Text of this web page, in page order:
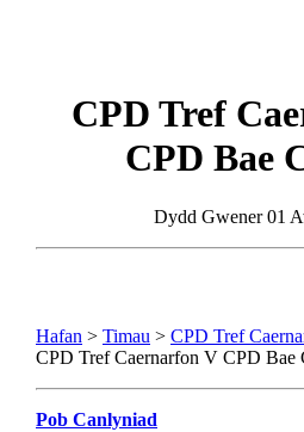
CPD Tref
CPD Bae
Dydd Gwener 01
Hafan > Timau > CPD Tref
CPD Tref Caernarfon V CPD Bae
Pob Canlyniad